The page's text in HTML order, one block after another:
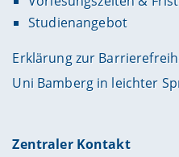
Studienangebot
Erklärung zur
Uni Bamberg in leichter
Zentraler Kontakt